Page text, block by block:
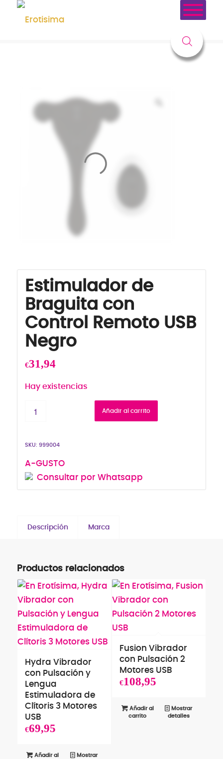
Usted está aquí:
Estimulador de
Braguita con
Control Remoto USB
Negro
€31,94
Hay existencias
Añadir al carrito
SKU: 999004
A-GUSTO
Consultar por Whatsapp
Descripción Marca
Productos relacionados
Hydra Vibrador
con Pulsación y
Lengua
Estimuladora de
Clítoris 3 Motores
USB
€69,95
Añadir al
Mostrar
Fusion Vibrador
con Pulsación 2
Motores USB
€108,95
Añadir al
carrito
Mostrar
detalles